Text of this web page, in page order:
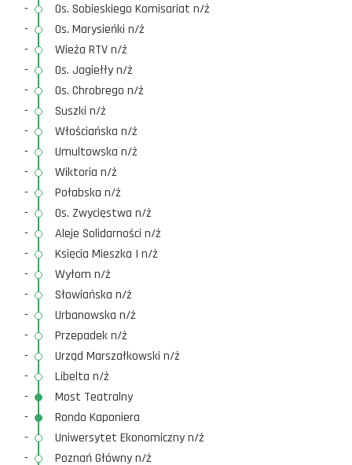
-
Os. Sobieskiego Komisariat n/ż
-
Os. Marysieńki n/ż
-
Wieża RTV n/ż
-
Os. Jagiełły n/ż
-
Os. Chrobrego n/ż
-
Suszki n/ż
-
Włościańska n/ż
-
Umultowska n/ż
-
Wiktoria n/ż
-
Połabska n/ż
-
Os. Zwycięstwa n/ż
-
Aleje Solidarności n/ż
-
Księcia Mieszka I n/ż
-
Wyłom n/ż
-
Słowiańska n/ż
-
Urbanowska n/ż
-
Przepadek n/ż
-
Urząd Marszałkowski n/ż
-
Libelta n/ż
-
Most Teatralny
-
Rondo Kaponiera
-
Uniwersytet Ekonomiczny n/ż
-
Poznań Główny n/ż